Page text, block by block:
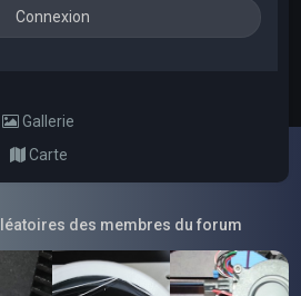
Gallerie
Carte
des membres du forum